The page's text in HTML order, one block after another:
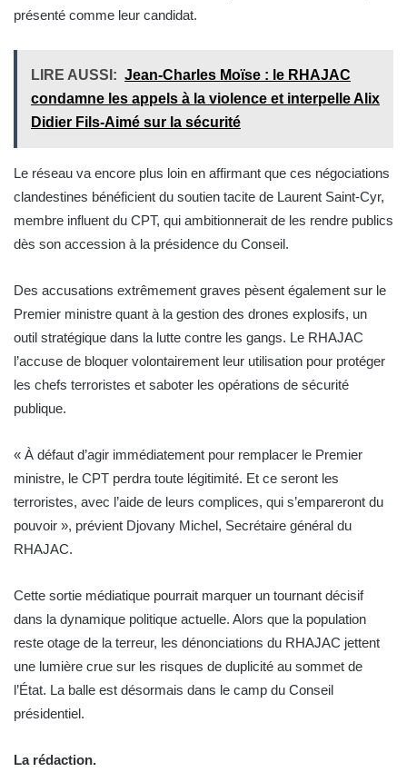
présenté comme leur candidat.
LIRE AUSSI: Jean-Charles Moïse : le RHAJAC
condamne les appels à la violence et interpelle Alix
Didier Fils-Aimé sur la sécurité
Le réseau va encore plus loin en affirmant que ces négociations
clandestines bénéficient du soutien tacite de Laurent Saint-Cyr,
membre influent du CPT, qui ambitionnerait de les rendre publics
dès son accession à la présidence du Conseil.
Des accusations extrêmement graves pèsent également sur le
Premier ministre quant à la gestion des drones explosifs, un
outil stratégique dans la lutte contre les gangs. Le RHAJAC
l’accuse de bloquer volontairement leur utilisation pour protéger
les chefs terroristes et saboter les opérations de sécurité
publique.
« À défaut d’agir immédiatement pour remplacer le Premier
ministre, le CPT perdra toute légitimité. Et ce seront les
terroristes, avec l’aide de leurs complices, qui s’empareront du
pouvoir », prévient Djovany Michel, Secrétaire général du
RHAJAC.
Cette sortie médiatique pourrait marquer un tournant décisif
dans la dynamique politique actuelle. Alors que la population
reste otage de la terreur, les dénonciations du RHAJAC jettent
une lumière crue sur les risques de duplicité au sommet de
l’État. La balle est désormais dans le camp du Conseil
présidentiel.
La rédaction.